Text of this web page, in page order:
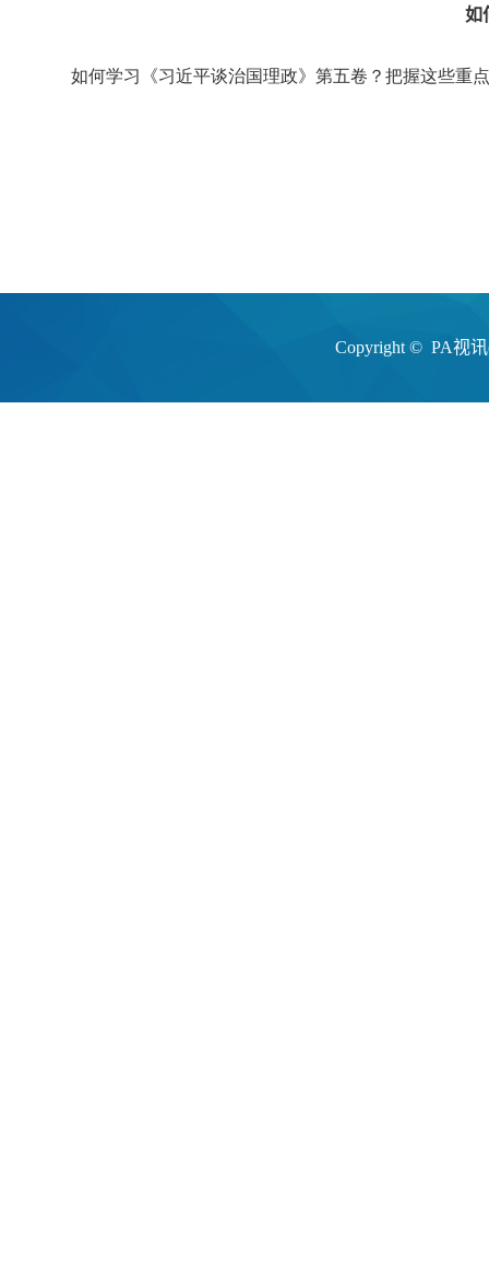
如
如何学习《习近平谈治国理政》第五卷？把握这些重
Copyright © PA视